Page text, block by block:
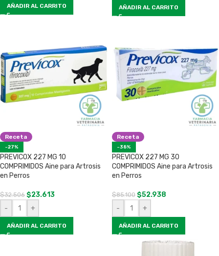
AÑADIR AL CARRITO AÑADIR AL CARRITO
Receta
-27%
PREVICOX 227 MG 10
COMPRIMIDOS Aine para Artrosis
en Perros
$32.506 $23.613
- +
AÑADIR AL CARRITO
Receta
-38%
PREVICOX 227 MG 30
COMPRIMIDOS Aine para Artrosis
en Perros
$85.100 $52.938
- +
AÑADIR AL CARRITO